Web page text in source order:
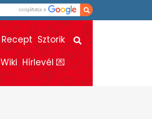
Recept Sztorik
Wiki Hírlevél 💌